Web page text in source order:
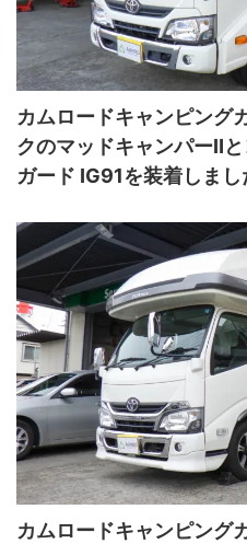
カムロードキャンピング
クのマッドキャンパーⅡ
ガード IG91を装着しま
カムロードキャンピング